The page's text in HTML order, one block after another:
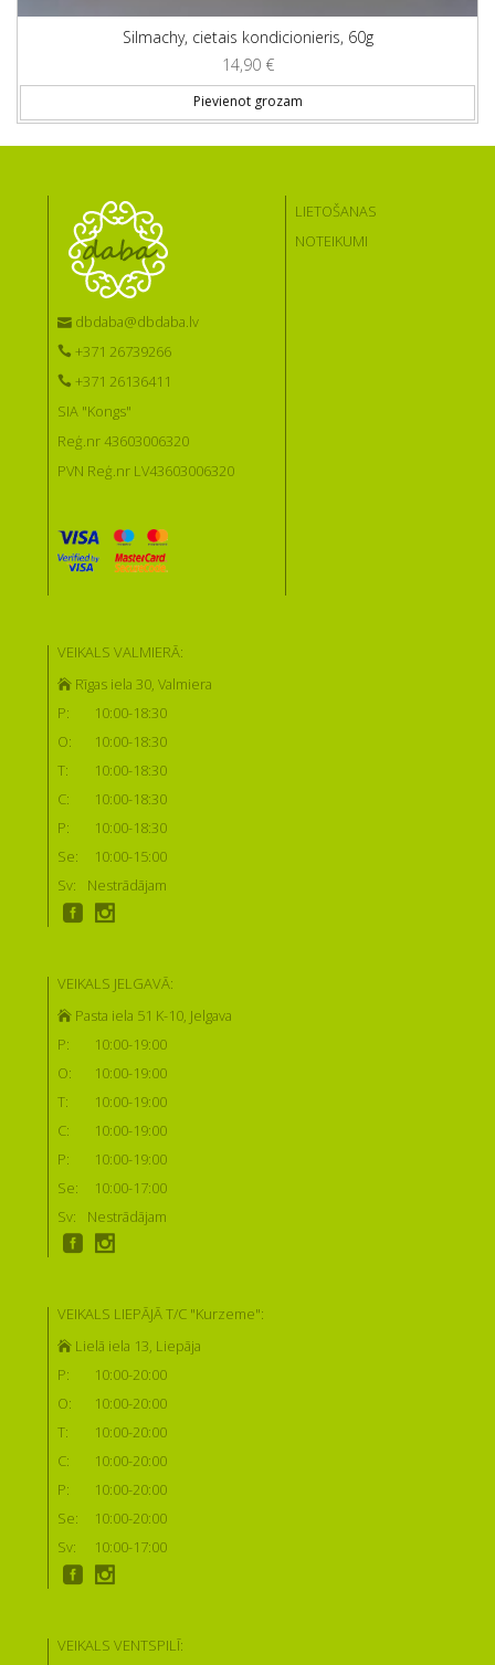
Silmachy, cietais kondicionieris, 60g
14,90 €
Pievienot grozam
dbdaba@dbdaba.lv
+371 26739266
+371 26136411
SIA "Kongs"
Reģ.nr 43603006320
PVN Reģ.nr LV43603006320
LIETOŠANAS
NOTEIKUMI
VEIKALS VALMIERĀ:
Rīgas iela 30, Valmiera
P:
10:00-18:30
O:
10:00-18:30
T:
10:00-18:30
C:
10:00-18:30
P:
10:00-18:30
Se:
10:00-15:00
Sv:
Nestrādājam
VEIKALS JELGAVĀ:
Pasta iela 51 K-10, Jelgava
P:
10:00-19:00
O:
10:00-19:00
T:
10:00-19:00
C:
10:00-19:00
P:
10:00-19:00
Se:
10:00-17:00
Sv:
Nestrādājam
VEIKALS LIEPĀJĀ T/C "Kurzeme":
Lielā iela 13, Liepāja
P:
10:00-20:00
O:
10:00-20:00
T:
10:00-20:00
C:
10:00-20:00
P:
10:00-20:00
Se:
10:00-20:00
Sv:
10:00-17:00
VEIKALS VENTSPILĪ: